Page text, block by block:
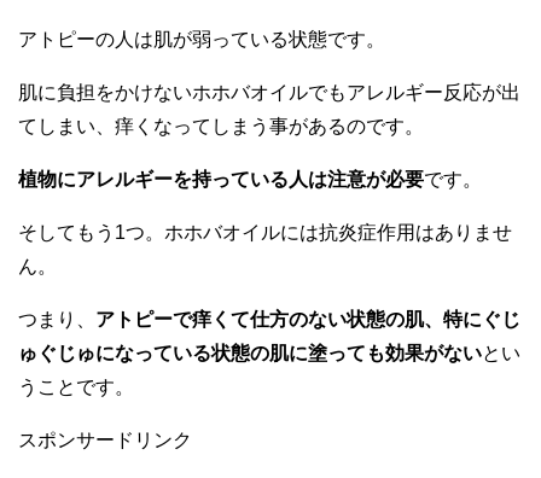
アトピーの人は肌が弱っている状態です。
肌に負担をかけないホホバオイルでもアレルギー反応が出
てしまい、痒くなってしまう事があるのです。
植物にアレルギーを持っている人は注意が必要です。
そしてもう1つ。ホホバオイルには抗炎症作用はありませ
ん。
つまり、 アトピーで痒くて仕方のない状態の肌、特にぐじ
ゅぐじゅになっている状態の肌に塗っても効果がないとい
うことです。
スポンサードリンク